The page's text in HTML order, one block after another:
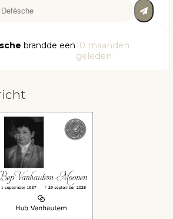
brandde een10 maanden
geleden